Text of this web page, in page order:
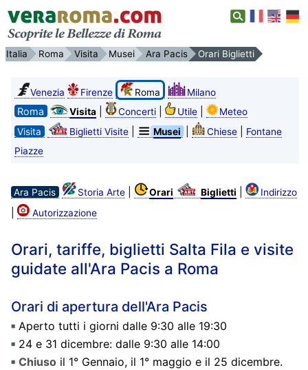
Italia Roma Visita Musei Ara Pacis Orari Biglietti
Venezia Firenze Roma Milano
Roma Visita| Concerti| Utile|
Meteo
Visita
Biglietti Visite| Musei Chiese|
Fontane
Piazze
Ara Pacis Storia Arte| Orari Biglietti Indirizzo
Autorizzazione
Orari, tariffe, biglietti Salta Fila e visite
guidate all'Ara Pacis a Roma
Orari di apertura dell'Ara Pacis
Aperto tutti i giorni dalle 9:30 alle 19:30
24 e 31 dicembre: dalle 9:30 alle 14:00
Chiusoil 1° Gennaio, il 1° maggio e il 25 dicembre.